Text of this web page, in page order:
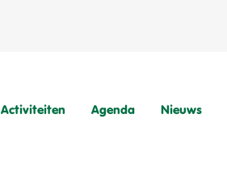
Activiteiten Agenda Nieuws